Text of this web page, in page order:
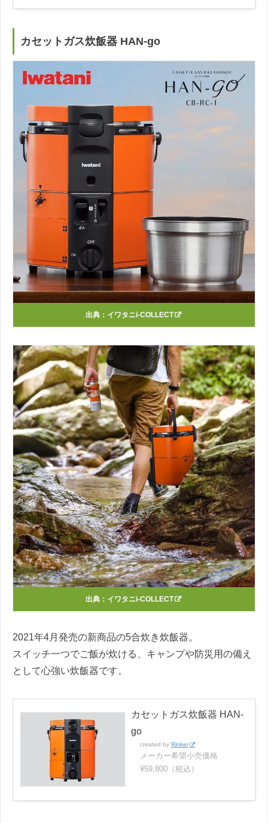
カセットガス炊飯器 HAN-go
出典： イワタニi-COLLECT
出典： イワタニi-COLLECT
2021年4月発売の新商品の5合炊き炊飯器。
スイッチ一つでご飯が炊ける、キャンプや防災用の備え
として心強い炊飯器です。
カセットガス炊飯器 HAN-
go
created by Rinker
メーカー希望小売価格
¥59,800（税込）